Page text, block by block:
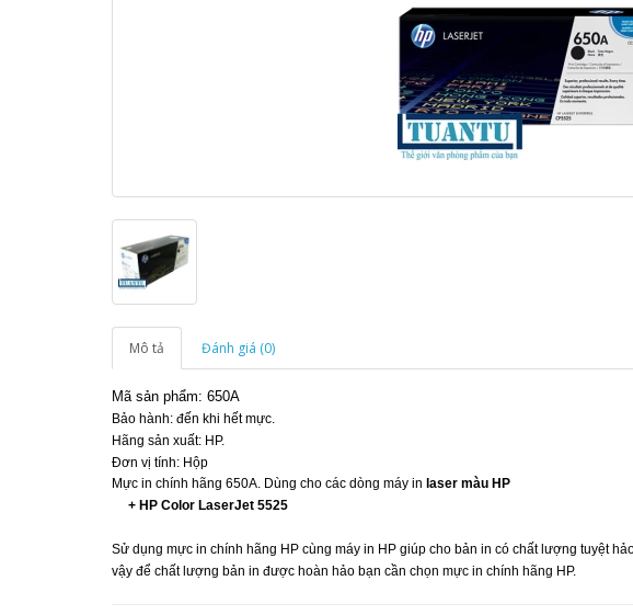
Mô tả Đánh giá (0)
Mã sản phẩm: 650A
Bảo hành: đến khi hết mực.
Hãng sản xuất: HP.
Đơn vị tính: Hộp
Mực in chính hãng 650A. Dùng cho các dòng máy in laser màu HP
+ HP Color LaserJet 5525
Sử dụng mực in chính hãng HP cùng máy in HP giúp cho bản in có chất lượng tuyệt
vậy để chất lượng bản in được hoàn hảo bạn cần chọn mực in chính hãng HP.